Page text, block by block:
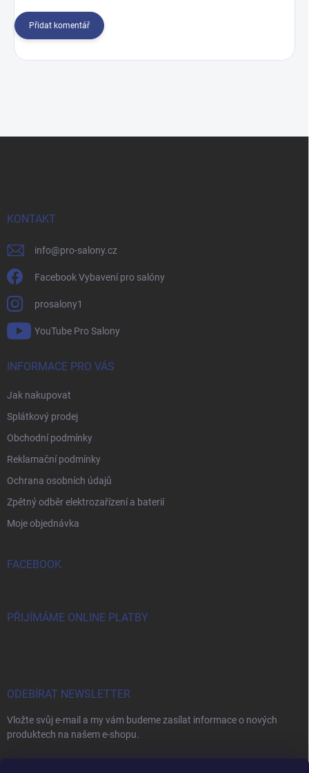
Přidat komentář
KONTAKT
info@pro-salony.cz
Facebook Vybavení pro salóny
prosalony1
YouTube Pro Salony
INFORMACE PRO VÁS
Jak nakupovat
Splátkový prodej
Obchodní podmínky
Reklamační podmínky
Ochrana osobních údajů
Zpětný odběr elektrozařízení a baterií
Moje objednávka
FACEBOOK
PŘIJÍMÁME ONLINE PLATBY
ODEBÍRAT NEWSLETTER
Vložte svůj e-mail a my vám budeme zasílat informace o nových
produktech na našem e-shopu.